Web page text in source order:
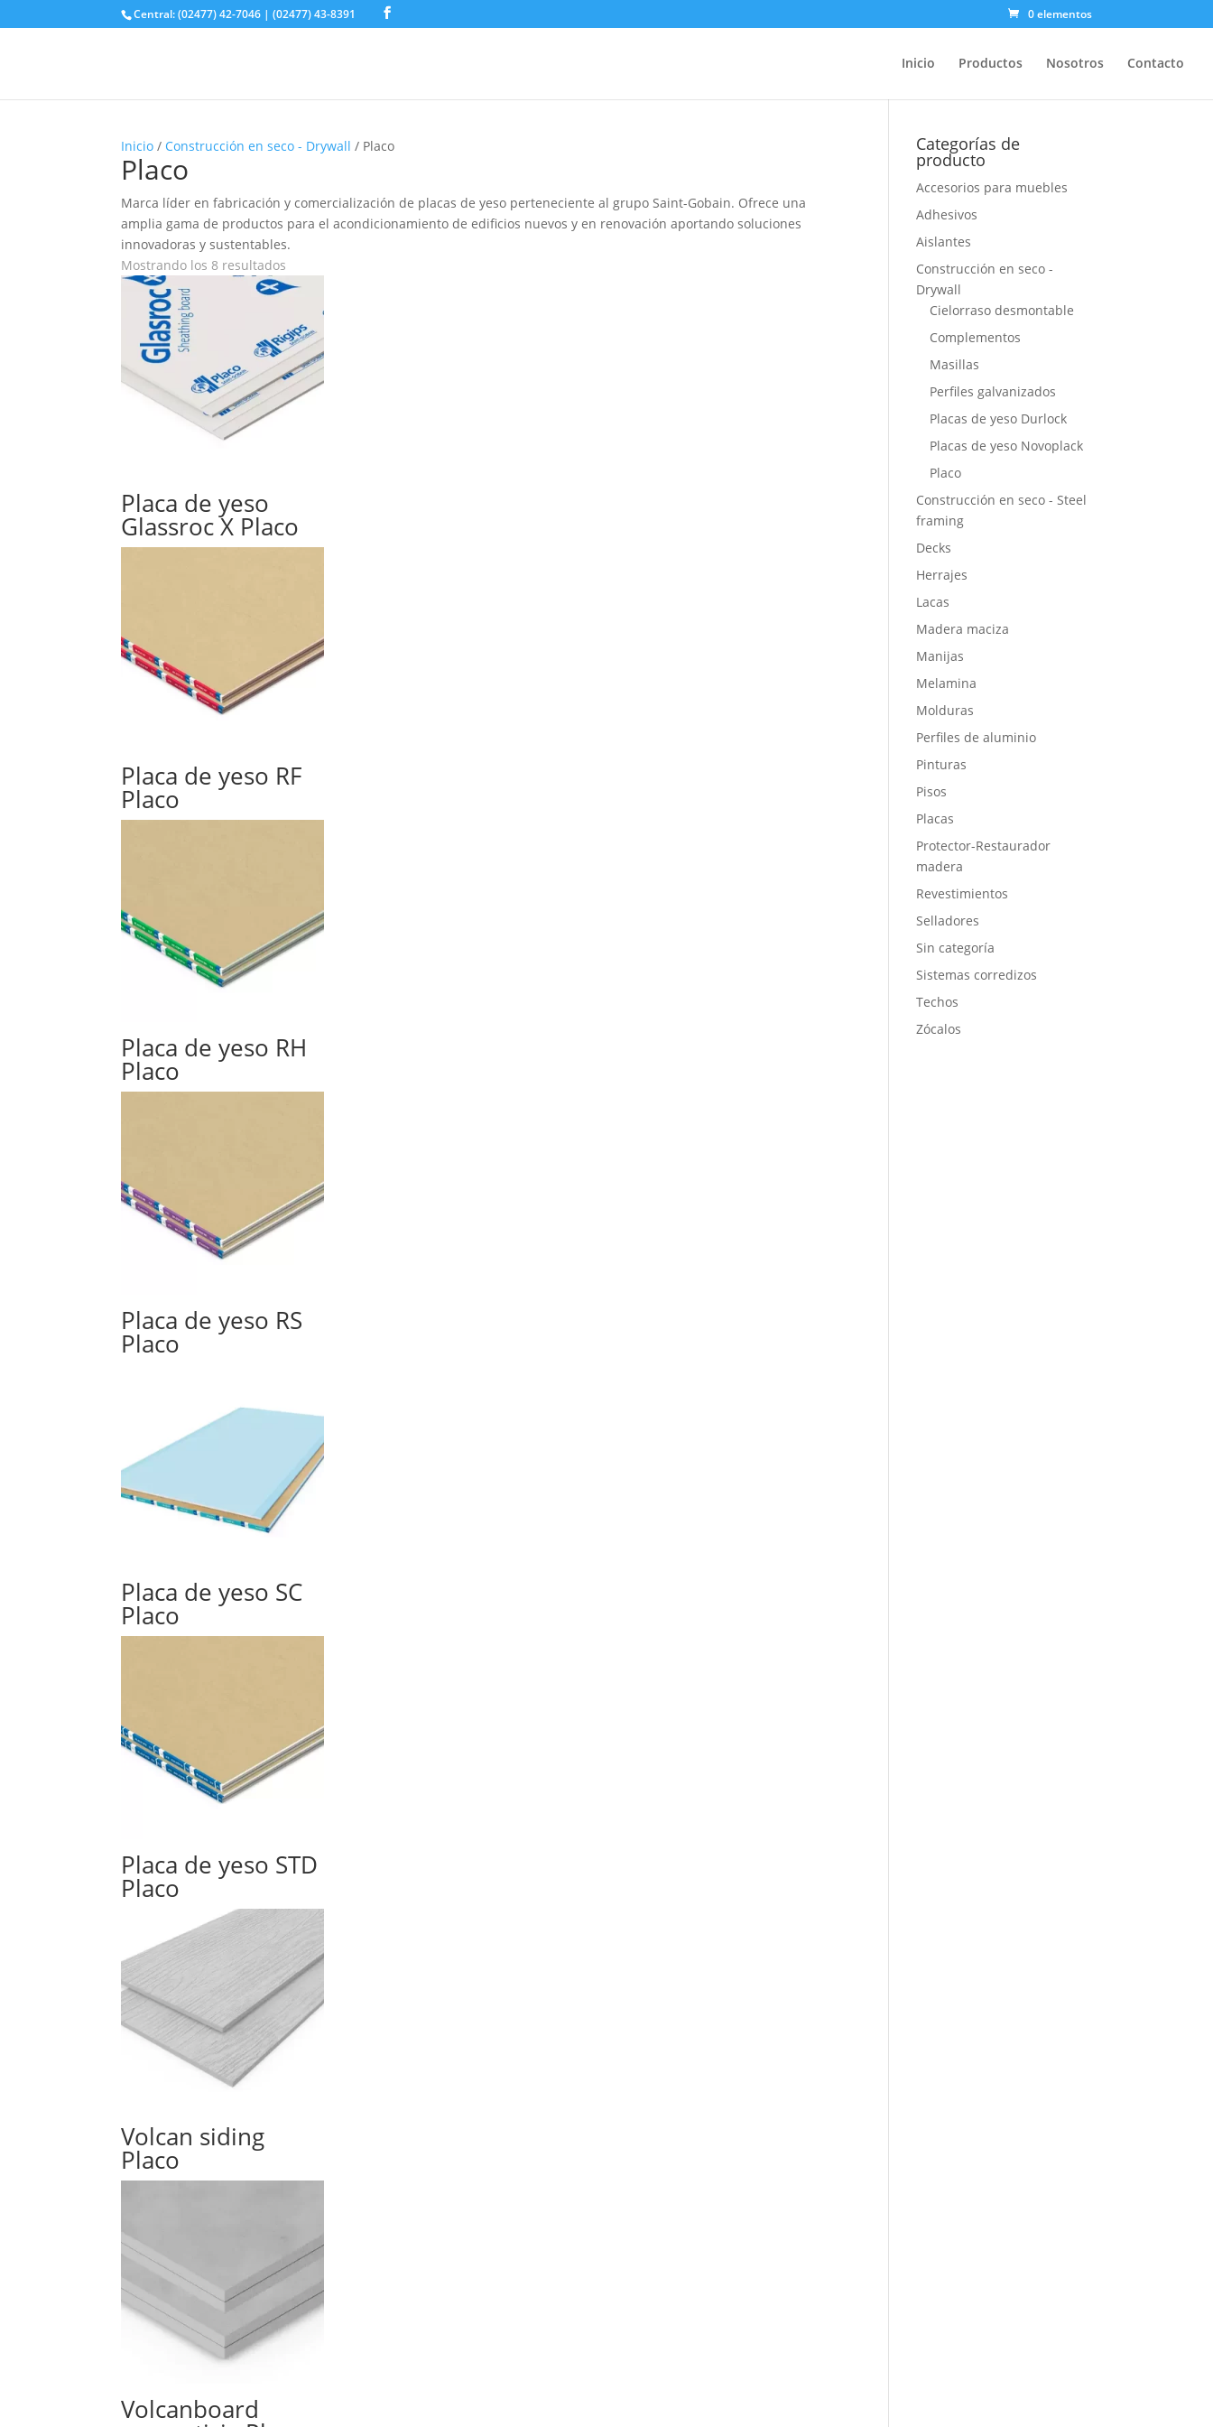
Central: (02477) 42-7046 | (02477) 43-8391 0 elementos
Inicio Productos Nosotros Contacto
Buscá tu producto
Inicio / Construcción en seco - Drywall / Placo
Placo
Marca líder en fabricación y comercialización de placas de yeso perteneciente al grupo Saint-Gobain. Ofrece una
amplia gama de productos para el acondicionamiento de edificios nuevos y en renovación aportando soluciones
innovadoras y sustentables.
Mostrando los 8 resultados
Placa de yeso
Glassroc X Placo
Placa de yeso RF
Placo
Placa de yeso RH
Placo
Placa de yeso RS
Placo
Placa de yeso SC
Placo
Placa de yeso STD
Placo
Volcan siding
Placo
Volcanboard
Categorías de
producto
Accesorios para muebles
Adhesivos
Aislantes
Construcción en seco -
Drywall
Cielorraso desmontable
Complementos
Masillas
Perfiles galvanizados
Placas de yeso Durlock
Placas de yeso Novoplack
Placo
Construcción en seco - Steel
framing
Decks
Herrajes
Lacas
Madera maciza
Manijas
Melamina
Molduras
Perfiles de aluminio
Pinturas
Pisos
Placas
Protector-Restaurador
madera
Revestimientos
Selladores
Sin categoría
Sistemas corredizos
Techos
Zócalos